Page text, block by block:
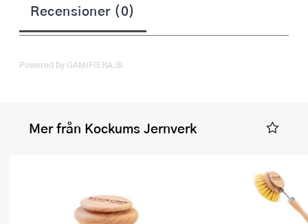
Recensioner (0)
Powered by GAMIFIERA.®
Mer från Kockums Jernverk